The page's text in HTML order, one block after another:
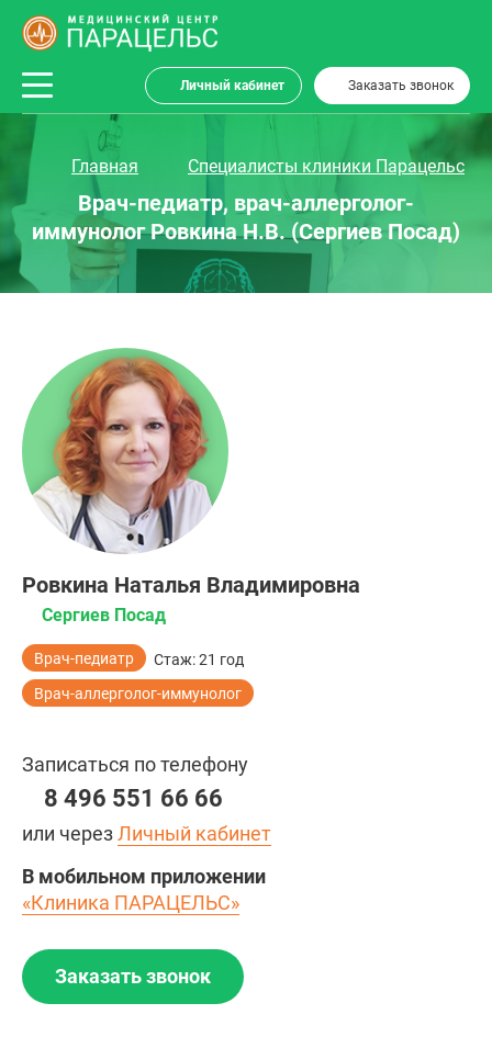
Личный кабинет Заказать звонок
Главная Специалисты клиники Парацельс
Врач-педиатр, врач-аллерголог-
иммунолог Ровкина Н.В. (Сергиев Посад)
Ровкина Наталья Владимировна
Сергиев Посад
Врач-педиатр
Стаж: 21 год
Врач-аллерголог-иммунолог
Записаться по телефону
8 496 551 66 66
или черезЛичный кабинет
В мобильном приложении
«Клиника ПАРАЦЕЛЬС»
Заказать звонок